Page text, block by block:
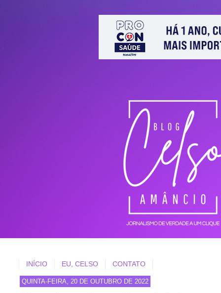
INÍCIO EU, CELSO CONTATO
QUINTA-FEIRA, 20 DE OUTUBRO DE 2022